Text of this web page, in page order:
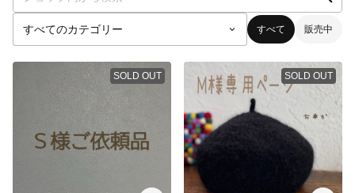
すべて 販売中
SOLD OUT SOLD OUT